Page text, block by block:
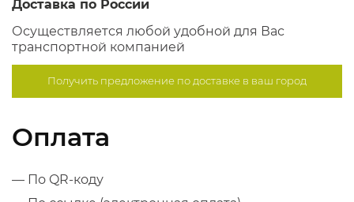
Доставка по России
Осуществляется любой удобной для Вас
транспортной компанией
Получить предложение подоставке в ваш город
Оплата
— По QR-коду